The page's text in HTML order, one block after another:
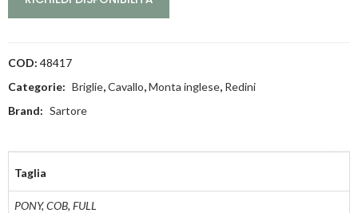
COD: 48417
Categorie: Briglie,Cavallo,Monta inglese, Redini
Brand: Sartore
Taglia
PONY,COB, FULL